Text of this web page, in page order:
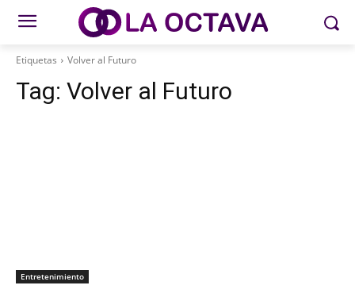
Etiquetas Volver al Futuro
Tag: Volver al Futuro
Entretenimiento